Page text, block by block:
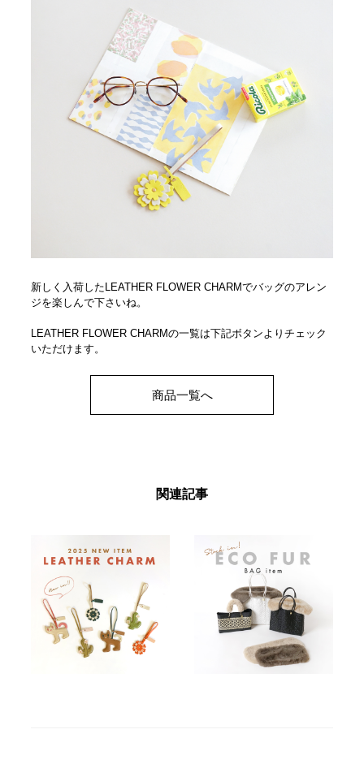
新しく入荷したLEATHER FLOWER CHARMでバッグのアレン
ジを楽しんで下さいね。
LEATHER FLOWER CHARMの一覧は下記ボタンよりチェック
いただけます。
商品一覧へ
関連記事